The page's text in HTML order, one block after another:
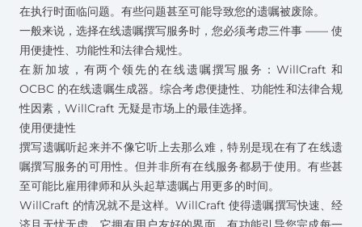
在执行时面临问题。有些问题甚至可能导致您的遗嘱被废除。
一般来说，选择在线遗嘱撰写服务时，您必须考虑三件事 —— 使
用便捷性、功能性和法律合规性。
在新加坡，有两个领先的在线遗嘱撰写服务：WillCraft 和
OCBC 的在线遗嘱生成器。综合考虑便捷性、功能性和法律合规
性因素，WillCraft 无疑是市场上的最佳选择。
使用便捷性
撰写遗嘱听起来并不像它听上去那么难，特别是现在有了在线遗
嘱撰写服务的可用性。但并非所有在线服务都易于使用。有些甚
至可能比雇用律师和从头起草遗嘱占用更多的时间。
WillCraft 的情况就不是这样。WillCraft 使得遗嘱撰写快速、经